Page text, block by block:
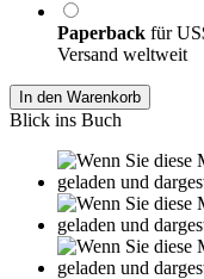
Paperback für
Versand weltweit
In den Warenkorb
Blick ins Buch